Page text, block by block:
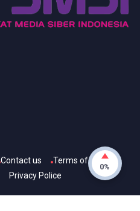
Contact us
Terms of Use
Privacy Police
0%